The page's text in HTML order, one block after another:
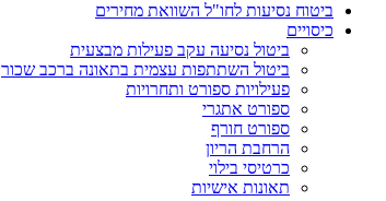
ביטוח נסיעות לחו"ל השוואת מחירים
כיסויים
ביטול נסיעה עקב פעילות מבצעית
ביטול השתתפות עצמית בתאונה ברכב שכור
פעילויות ספורט ותחרויות
ספורט אתגרי
ספורט חורף
הרחבת הריון
כרטיסי בילוי
תאונות אישיות